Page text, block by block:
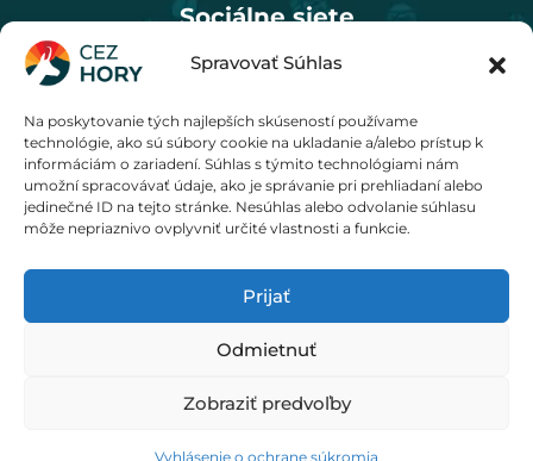
Spravovať Súhlas
Na poskytovanie tých najlepších skúseností používame
technológie, ako sú súbory cookie na ukladanie a/alebo prístup k
informáciám o zariadení. Súhlas s týmito technológiami nám
umožní spracovávať údaje, ako je správanie pri prehliadaní alebo
jedinečné ID na tejto stránke. Nesúhlas alebo odvolanie súhlasu
môže nepriaznivo ovplyvniť určité vlastnosti a funkcie.
Prijať
Odmietnuť
Zobraziť predvoľby
Vyhlásenie o ochrane súkromia
Sociálne siete
Cenník
© 2020 - 2026 M KREO, s. r. o.
Obchodné podmienky